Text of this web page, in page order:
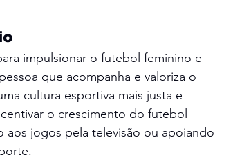
impulsionar o futebol feminino e
que acompanha e valoriza o
cultura esportiva mais justa e
o crescimento do futebol
aos jogos pela televisão ou apoiando